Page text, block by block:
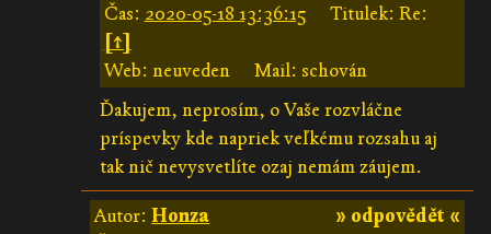
Čas: 2020-05-18 13:36:15
Titulek: Re:
[↑]
Web: neuveden
Mail: schován
Ďakujem, neprosím, o Vaše rozvláčne
príspevky kde napriek veľkému rozsahu aj
tak nič nevysvetlíte ozaj nemám záujem.
» odpovědět «
Autor:Honza